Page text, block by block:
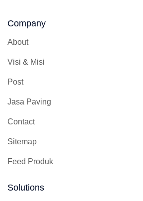
Company
About
Visi & Misi
Post
Jasa Paving
Contact
Sitemap
Feed Produk
Solutions